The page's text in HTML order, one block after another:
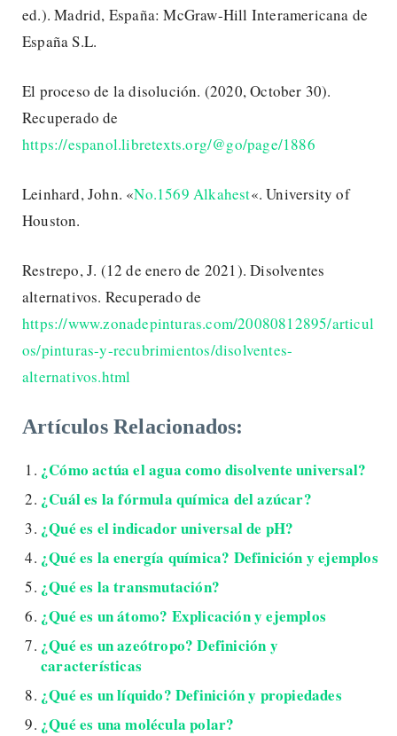
ed.). Madrid, España: McGraw-Hill Interamericana de
España S.L.
El proceso de la disolución. (2020, October 30).
Recuperado de
https://espanol.libretexts.org/@go/page/1886
Leinhard, John. «No.1569 Alkahest«. University of
Houston.
Restrepo, J. (12 de enero de 2021). Disolventes
alternativos. Recuperado de
https://www.zonadepinturas.com/20080812895/articul
os/pinturas-y-recubrimientos/disolventes-
alternativos.html
Artículos Relacionados:
¿Cómo actúa el agua como disolvente universal?
¿Cuál es la fórmula química del azúcar?
¿Qué es el indicador universal de pH?
¿Qué es la energía química? Definición y ejemplos
¿Qué es la transmutación?
¿Qué es un átomo? Explicación y ejemplos
¿Qué es un azeótropo? Definición y
características
¿Qué es un líquido? Definición y propiedades
¿Qué es una molécula polar?